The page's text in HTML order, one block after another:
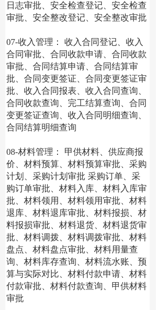
日志审批、安全检查登记、安全检查
审批、安全整改登记、安全整改审批
07-收入管理： 收入合同登记、收入
合同审批、合同收款申请、合同收款
审批、合同结算申请、合同结算审
批、合同变更签证、合同变更签证审
批、收入合同报表、收入合同查询、
合同收款查询、完工结算查询、合同
变更签证查询、收入合同明细查询、
合同结算明细查询
08-材料管理： 甲供材料、供应商报
价、材料预算、材料预算审批、采购
计划、采购计划审批 采购订单、采
购订单审批、材料入库、材料入库审
批、材料领用、材料领用审批、材料
退库、材料退库审批、材料报损、材
料报损审批、材料退货、材料退货审
批、材料调拨、材料调拨审批、材料
盘点、材料盘点审批、材料用量查
询、材料库存查询、材料流水账、预
算与实际对比、材料付款申请、材料
付款审批、材料付款查询、甲供材料
审批